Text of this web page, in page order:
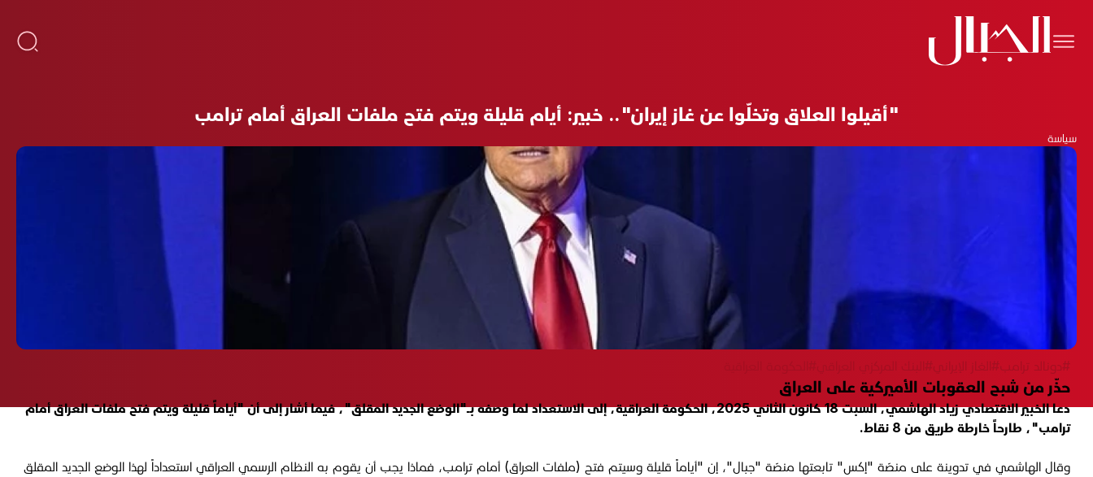
"أقيلوا العلاق وتخلّوا عن غاز إيران".. خبير: أيام قليلة ويتم فتح ملفات العراق أمام ترامب
سياسة
#دونالد ترامب#الغاز الإيراني#البنك المركزي العراقي
حذّر من شبح العقوبات الأميركية على العراق
دعا الخبير الاقتصادي زياد الهاشمي، السبت 18 كانون الثاني 2025، الحكومة العراقية، إلى الاستعداد لما وصفه بـ"الوضع الجديد المقلق"، فيما أشار إلى أن "أياماً قليلة ويتم فتح ملفات العراق أمام
ترامب"، طارحاً خارطة طريق من 8 نقاط.
وقال الهاشمي في تدوينة على منصّة "إكس" تابعتها منصّة "جبال"، إن "أياماً قليلة وسيتم فتح (ملفات العراق) أمام ترامب، فماذا يجب أن يقوم به النظام الرسمي العراقي استعداداً لهذا الوضع الجديد المقلق